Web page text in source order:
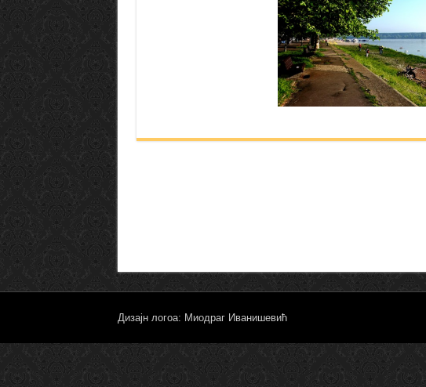
Дизајн логоа: Миодраг Иванишевић